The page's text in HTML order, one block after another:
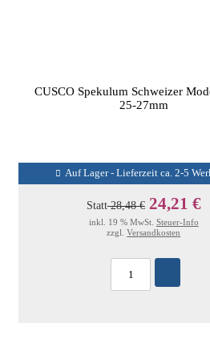
CUSCO Spekulum Schweizer
25-27mm
Auf Lager - Lieferzeit ca. 2-5
Statt28,48 € 24,21 €
inkl. 19 % MwSt. Steuer-Info
zzgl.Versandkosten